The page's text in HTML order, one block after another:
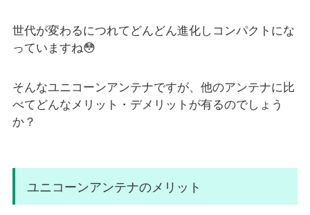
世代が変わるにつれてどんどん進化しコンパクトにな
っていますね😳
そんなユニコーンアンテナですが、他のアンテナに比
べてどんなメリット・デメリットが有るのでしょう
か？
ユニコーンアンテナのメリット